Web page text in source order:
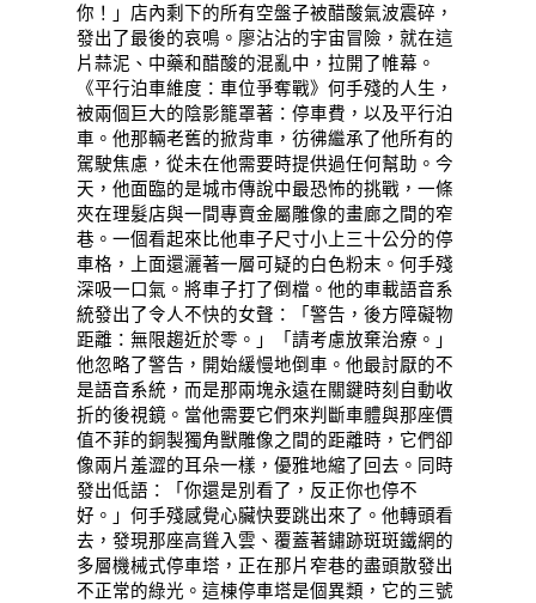
你！」店內剩下的所有空盤子被醋酸氣波震碎，
發出了最後的哀鳴。廖沾沾的宇宙冒險，就在這
片蒜泥、中藥和醋酸的混亂中，拉開了帷幕。
《平行泊車維度：車位爭奪戰》何手殘的人生，
被兩個巨大的陰影籠罩著：停車費，以及平行泊
車。他那輛老舊的掀背車，彷彿繼承了他所有的
駕駛焦慮，從未在他需要時提供過任何幫助。今
天，他面臨的是城市傳說中最恐怖的挑戰，一條
夾在理髮店與一間專賣金屬雕像的畫廊之間的窄
巷。一個看起來比他車子尺寸小上三十公分的停
車格，上面還灑著一層可疑的白色粉末。何手殘
深吸一口氣。將車子打了倒檔。他的車載語音系
統發出了令人不快的女聲：「警告，後方障礙物
距離：無限趨近於零。」「請考慮放棄治療。」
他忽略了警告，開始緩慢地倒車。他最討厭的不
是語音系統，而是那兩塊永遠在關鍵時刻自動收
折的後視鏡。當他需要它們來判斷車體與那座價
值不菲的銅製獨角獸雕像之間的距離時，它們卻
像兩片羞澀的耳朵一樣，優雅地縮了回去。同時
發出低語：「你還是別看了，反正你也停不
好。」何手殘感覺心臟快要跳出來了。他轉頭看
去，發現那座高聳入雲、覆蓋著鏽跡斑斑鐵網的
多層機械式停車塔，正在那片窄巷的盡頭散發出
不正常的綠光。這棟停車塔是個異類，它的三號